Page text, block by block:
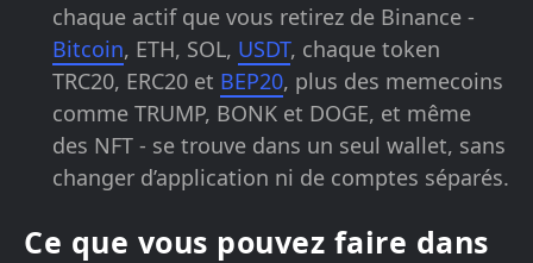
chaque actif que vous retirez de Binance -
Bitcoin, ETH, SOL, USDT, chaque token
TRC20, ERC20 et BEP20, plus des memecoins
comme TRUMP, BONK et DOGE, et même
des NFT - se trouve dans un seul wallet, sans
changer d’application ni de comptes séparés.
Ce que vous pouvez faire dans